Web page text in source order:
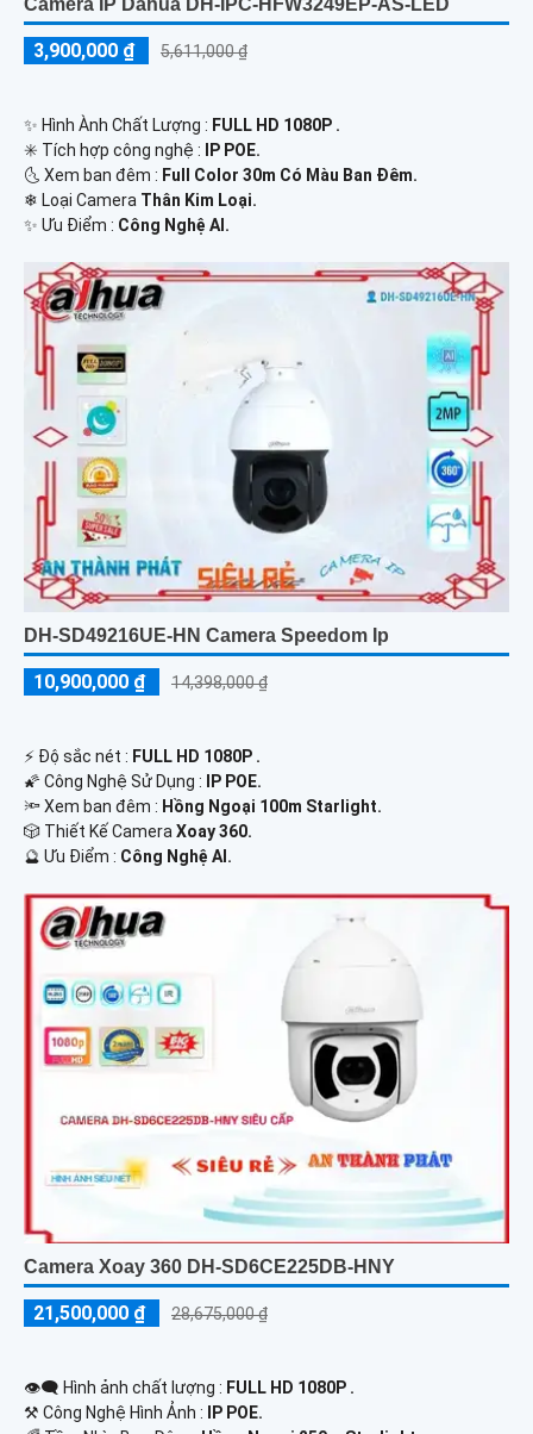
Camera IP Dahua DH-IPC-HFW3249EP-AS-LED
3,900,000 ₫ 5,611,000 ₫
✨ Hình Ành Chất Lượng : FULL HD 1080P .
✳️ Tích hợp công nghệ :
IP POE.
🌜 Xem ban đêm : Full Color 30m Có Màu Ban Đêm.
❄ Loại Camera Thân Kim Loại.
️✨ Ưu Điểm : Công Nghệ AI.
DH-SD49216UE-HN Camera Speedom Ip
10,900,000 ₫ 14,398,000 ₫
️⚡ Độ sắc nét : FULL HD 1080P .
🌠 Công Nghệ Sử Dụng :
IP POE.
🔦 Xem ban đêm : Hồng Ngoại 100m Starlight.
🎲 Thiết Kế Camera Xoay 360.
️🔮 Ưu Điểm : Công Nghệ AI.
Camera Xoay 360 DH-SD6CE225DB-HNY
21,500,000 ₫ 28,675,000 ₫
👁️‍🗨 Hình ảnh chất lượng : FULL HD 1080P .
⚒ Công Nghệ Hình Ảnh :
IP POE.